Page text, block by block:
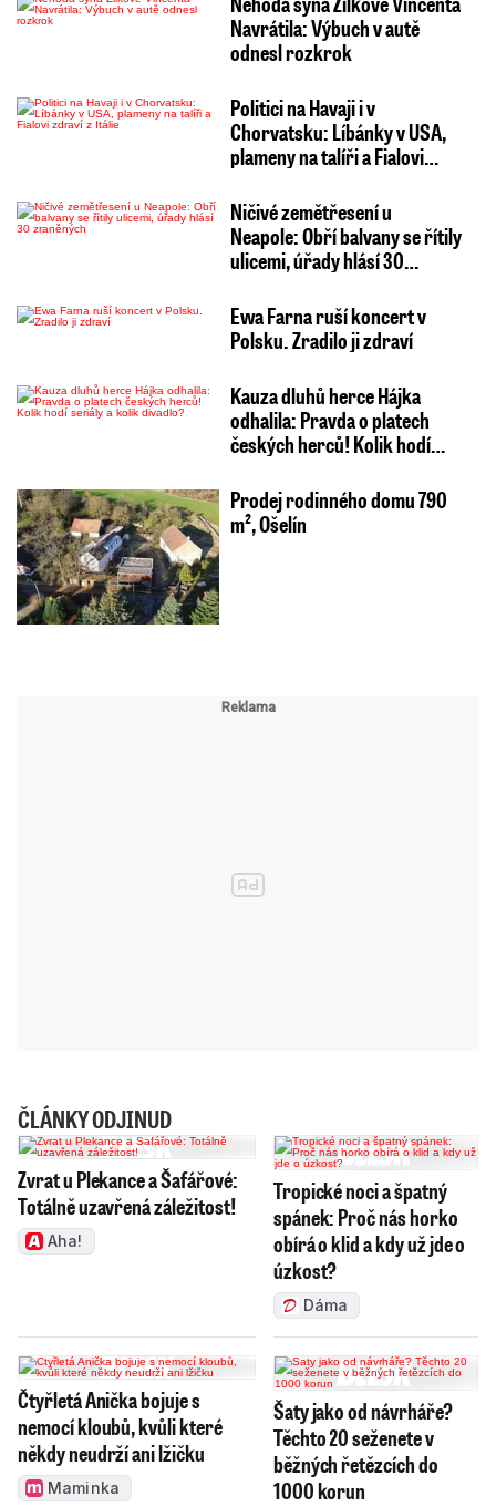
Navrátila: Výbuch v autě
odnesl rozkrok
Politici na Havaji i v
Chorvatsku: Líbánky v USA,
plameny na talíři a Fialovi…
Ničivé zemětřesení u
Neapole: Obří balvany se řítily
ulicemi, úřady hlásí 30…
Ewa Farna ruší koncert v
Polsku. Zradilo ji zdraví
Kauza dluhů herce Hájka
odhalila: Pravda o platech
českých herců! Kolik hodí…
Prodej rodinného domu 790
m², Ošelín
ČLÁNKY ODJINUD
Zvrat u Plekance a Šafářové:
Totálně uzavřená záležitost!
Aha!
Tropické noci a špatný
spánek: Proč nás horko
obírá o klid a kdy už jde o
úzkost?
Dáma
Čtyřletá Anička bojuje s
nemocí kloubů, kvůli které
někdy neudrží ani lžičku
Maminka
Šaty jako od návrháře?
Těchto 20 seženete v
běžných řetězcích do
1000 korun